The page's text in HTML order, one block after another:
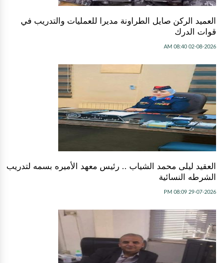
العميد الركن صايل الطراونة مديرا للعمليات والتدريب في
قوات الدرك
02-08-2026 08:40 AM
العقيد ليلى محمد الشياب .. رئيس معهد الأميره بسمه لتدريب
الشرطه النسائية
29-07-2026 08:09 PM